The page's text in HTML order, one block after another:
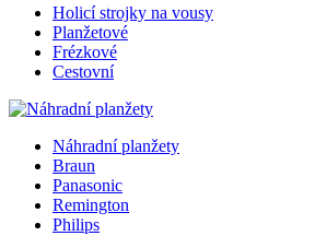
Holicí strojky na vousy
Planžetové
Frézkové
Cestovní
Náhradní planžety
Braun
Panasonic
Remington
Philips